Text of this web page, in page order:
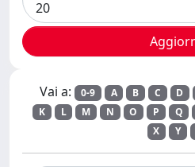
Vai a: 0-9 A B C D
K
L M N O P Q
X
Y